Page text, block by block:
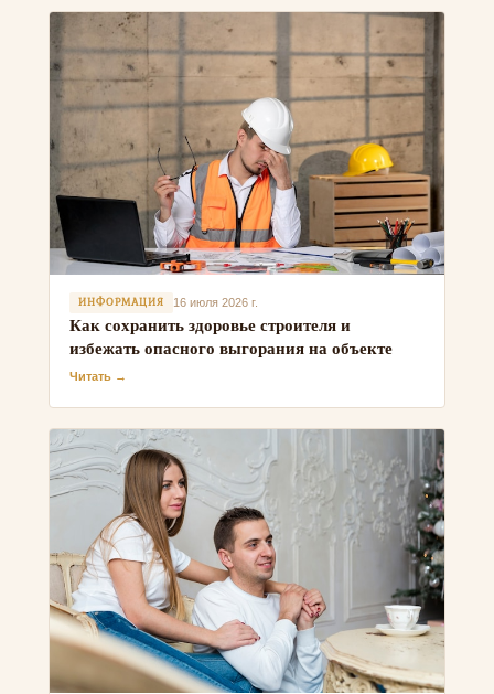
ИНФОРМАЦИЯ 16 июля 2026 г.
Как сохранить здоровье строителя и
избежать опасного выгорания на объекте
Читать →